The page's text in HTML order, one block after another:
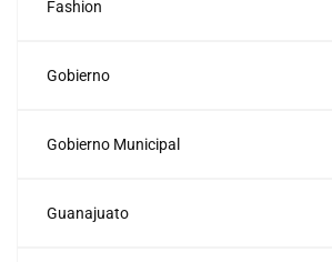
Fashion
Gobierno
Gobierno Municipal
Guanajuato